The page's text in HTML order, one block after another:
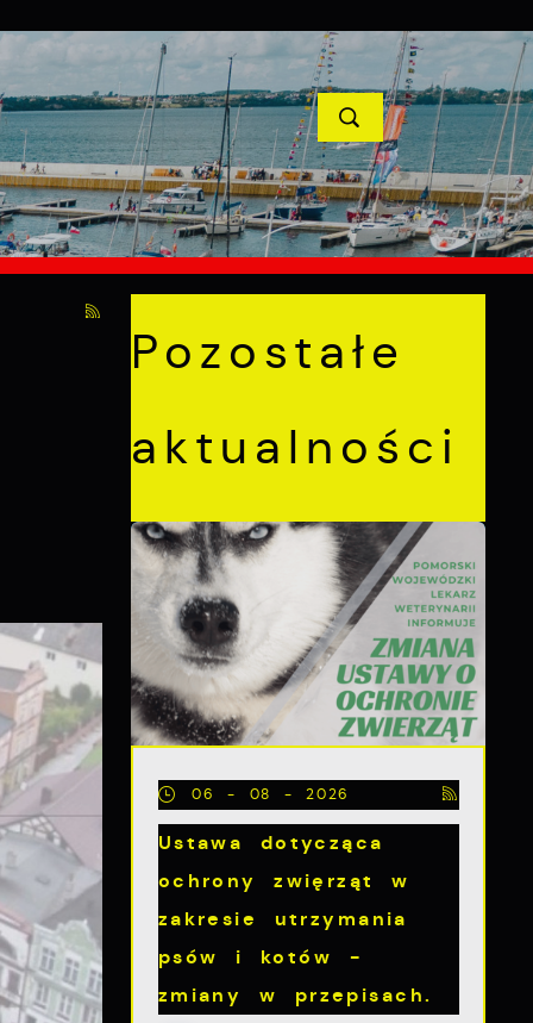
PROJEKTY UNIJNE KONTAKT
POPRZEDNI NASTĘPNY
Pozostałe
aktualności
06 - 08 - 2026
Ustawa dotycząca
ochrony zwięrząt w
zakresie utrzymania
psów i kotów -
zmiany w przepisach.